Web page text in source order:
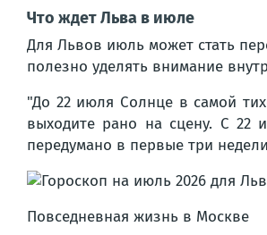
Что ждет Льва в июле
Для Львов июль может стать
полезно уделять внимание
"До 22 июля Солнце в самой
выходите рано на сцену. С
передумано в первые три
Повседневная жизнь в Москве